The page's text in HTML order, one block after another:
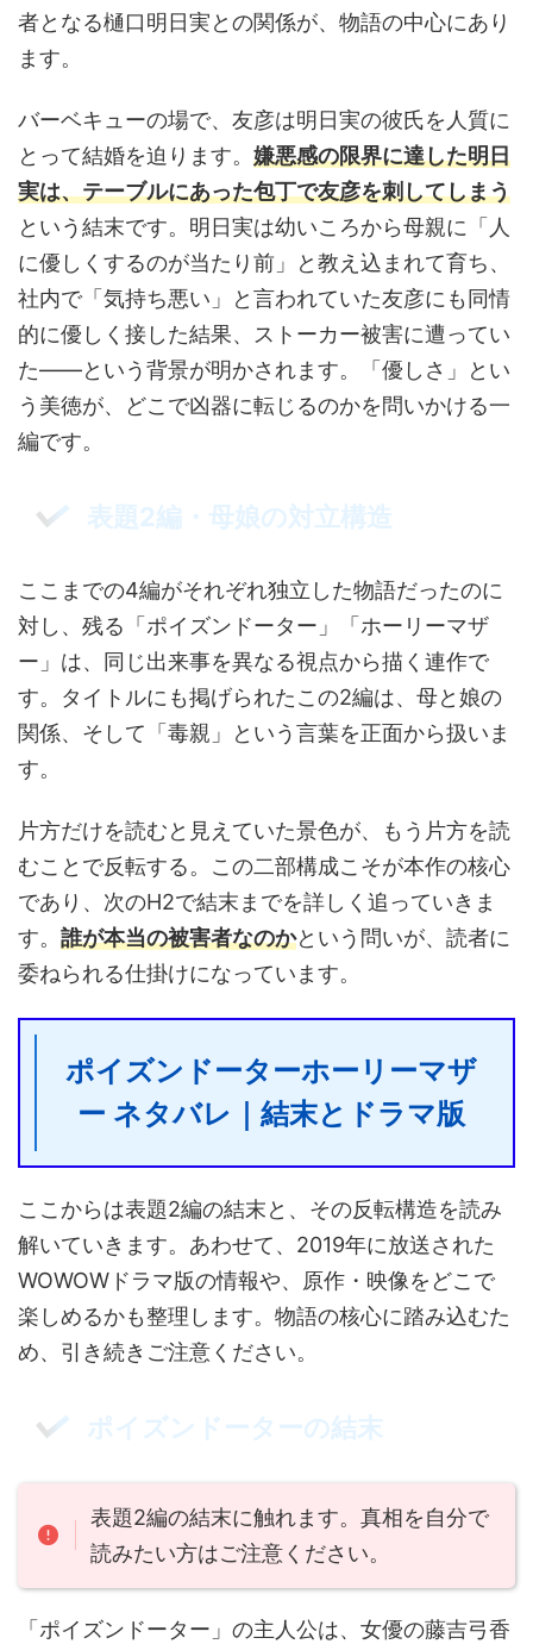
者となる樋口明日実との関係が、物語の中心にあり
ます。
バーベキューの場で、友彦は明日実の彼氏を人質に
とって結婚を迫ります。 嫌悪感の限界に達した明日
実は、テーブルにあった包丁で友彦を刺してしまう
という結末です。明日実は幼いころから母親に「人
に優しくするのが当たり前」と教え込まれて育ち、
社内で「気持ち悪い」と言われていた友彦にも同情
的に優しく接した結果、ストーカー被害に遭ってい
た——という背景が明かされます。「優しさ」とい
う美徳が、どこで凶器に転じるのかを問いかける一
編です。
表題2編・母娘の対立構造
ここまでの4編がそれぞれ独立した物語だったのに
対し、残る「ポイズンドーター」「ホーリーマザ
ー」は、同じ出来事を異なる視点から描く連作で
す。タイトルにも掲げられたこの2編は、母と娘の
関係、そして「毒親」という言葉を正面から扱いま
す。
片方だけを読むと見えていた景色が、もう片方を読
むことで反転する。この二部構成こそが本作の核心
であり、次のH2で結末までを詳しく追っていきま
す。 誰が本当の被害者なのかという問いが、読者に
委ねられる仕掛けになっています。
ポイズンドーターホーリーマザ
ー ネタバレ｜結末とドラマ版
ここからは表題2編の結末と、その反転構造を読み
解いていきます。あわせて、2019年に放送された
WOWOWドラマ版の情報や、原作・映像をどこで
楽しめるかも整理します。物語の核心に踏み込むた
め、引き続きご注意ください。
ポイズンドーターの結末
表題2編の結末に触れます。真相を自分で
読みたい方はご注意ください。
「ポイズンドーター」の主人公は、女優の藤吉弓香